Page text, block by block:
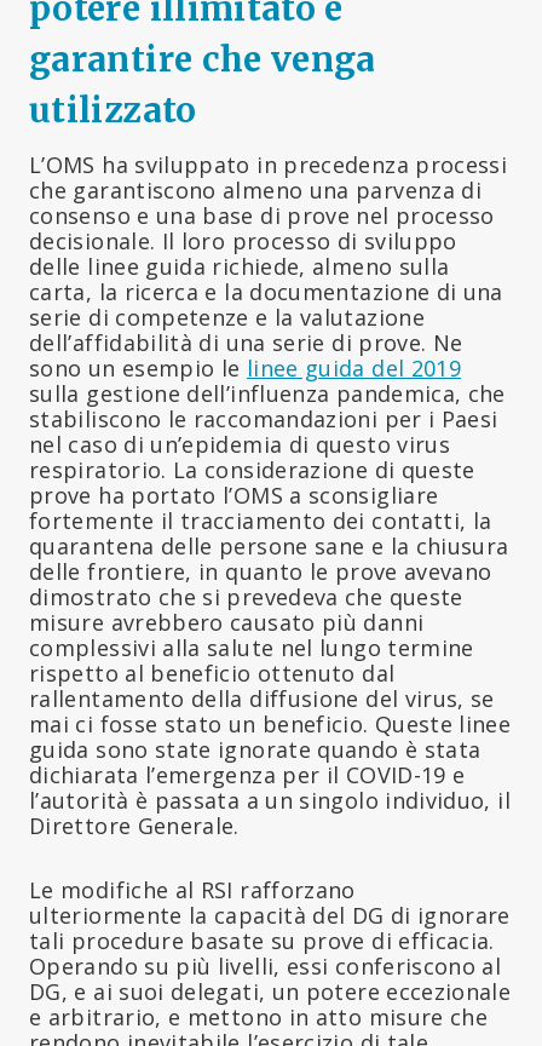
garantire che venga
utilizzato
L’OMS ha sviluppato in precedenza processi
che garantiscono almeno una parvenza di
consenso e una base di prove nel processo
decisionale. Il loro processo di sviluppo
delle linee guida richiede, almeno sulla
carta, la ricerca e la documentazione di una
serie di competenze e la valutazione
dell’affidabilità di una serie di prove. Ne
sono un esempio le linee guida del 2019
sulla gestione dell’influenza pandemica, che
stabiliscono le raccomandazioni per i Paesi
nel caso di un’epidemia di questo virus
respiratorio. La considerazione di queste
prove ha portato l’OMS a sconsigliare
fortemente il tracciamento dei contatti, la
quarantena delle persone sane e la chiusura
delle frontiere, in quanto le prove avevano
dimostrato che si prevedeva che queste
misure avrebbero causato più danni
complessivi alla salute nel lungo termine
rispetto al beneficio ottenuto dal
rallentamento della diffusione del virus, se
mai ci fosse stato un beneficio. Queste linee
guida sono state ignorate quando è stata
dichiarata l’emergenza per il COVID-19 e
l’autorità è passata a un singolo individuo, il
Direttore Generale.
Le modifiche al RSI rafforzano
ulteriormente la capacità del DG di ignorare
tali procedure basate su prove di efficacia.
Operando su più livelli, essi conferiscono al
DG, e ai suoi delegati, un potere eccezionale
e arbitrario, e mettono in atto misure che